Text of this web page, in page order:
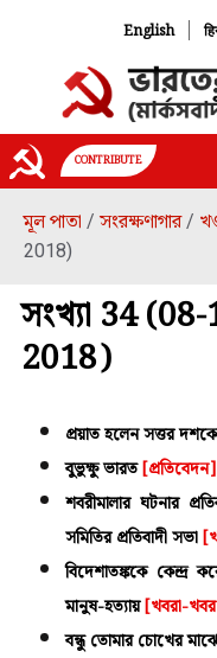
English |
CONTRIBUTE
মূল পাতা / সংরক্ষণাগার/
2018)
সংখ্যা 34
2018)
প্রয়াত হলেন সত্তর
বুভুক্ষু ভারত[প্রতিবেদন]
শবরীমালার ঘটনার
সমিতির প্রতিবাদী সভা
বিদেশাতঙ্ককে কেন্দ্র
মানুষ-হত্যায়[খবরা-
বন্ধু তোমার চোখের